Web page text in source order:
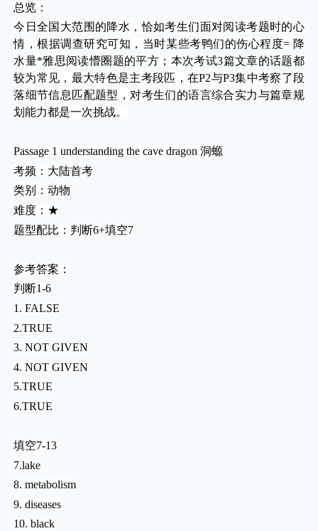
总览：
今日全国大范围的降水，恰如考生们面对阅读考题时的心
情，根据调查研究可知，当时某些考鸭们的伤心程度= 降
水量*雅思阅读懵圈题的平方；本次考试3篇文章的话题都
较为常见，最大特色是主考段匹，在P2与P3集中考察了段
落细节信息匹配题型，对考生们的语言综合实力与篇章规
划能力都是一次挑战。
Passage 1 understanding the cave dragon 洞螈
考频：大陆首考
类别：动物
难度：★
题型配比：判断6+填空7
参考答案：
判断1-6
1. FALSE
2.TRUE
3. NOT GIVEN
4. NOT GIVEN
5.TRUE
6.TRUE
填空7-13
7.lake
8. metabolism
9. diseases
10. black